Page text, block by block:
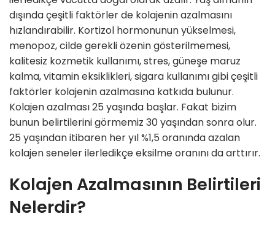
dışında çeşitli faktörler de kolajenin azalmasını
hızlandırabilir. Kortizol hormonunun yükselmesi,
menopoz, cilde gerekli özenin gösterilmemesi,
kalitesiz kozmetik kullanımı, stres, güneşe maruz
kalma, vitamin eksiklikleri, sigara kullanımı gibi çeşitli
faktörler kolajenin azalmasına katkıda bulunur.
Kolajen azalması 25 yaşında başlar. Fakat bizim
bunun belirtilerini görmemiz 30 yaşından sonra olur.
25 yaşından itibaren her yıl %1,5 oranında azalan
kolajen seneler ilerledikçe eksilme oranını da arttırır.
Kolajen Azalmasının Belirtileri
Nelerdir?